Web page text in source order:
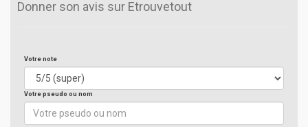
Donner son avis sur Etrouvetout
Votre note
Votre pseudo ou nom